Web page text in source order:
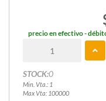
precio en efectivo -
STOCK:0
Min. Vta.: 1
Max Vta: 100000